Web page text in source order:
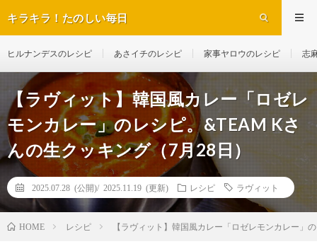
キラキラ！たのしい毎日
ヒルナンデスのレシピ あさイチのレシピ 家事ヤロウのレシピ 志
【ラヴィット】韓国風カレー「ロゼレ
モンカレー」のレシピ。&TEAM Kさ
んの生クッキング（7月28日）
2025.07.28 (公開)/ 2025.11.19 (更新) レシピ ラヴィット
HOME レシピ 【ラヴィット】韓国風カレー「ロゼレモンカレー」